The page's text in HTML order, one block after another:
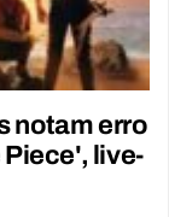
notam erro
live-